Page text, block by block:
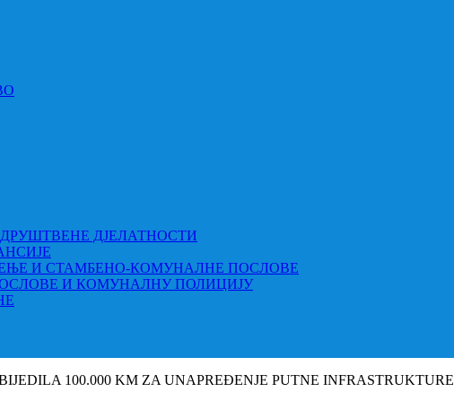
ДЈЕЛАТНОСТИ
И СТАМБЕНО-КОМУНАЛНЕ ПОСЛОВЕ
И КОМУНАЛНУ ПОЛИЦИЈУ
100.000 KM ZA UNAPREĐENJE PUTNE INFRASTRUKTURE